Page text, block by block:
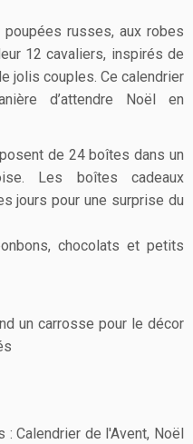
russes, aux robes
12 cavaliers, inspirés de
jolis couples. Ce calendrier
d’attendre Noël en
de 24 boîtes dans un
Les boîtes cadeaux
jours pour une surprise du
chocolats et petits
un carrosse pour le décor
:Calendrier de l'Avent, Noël